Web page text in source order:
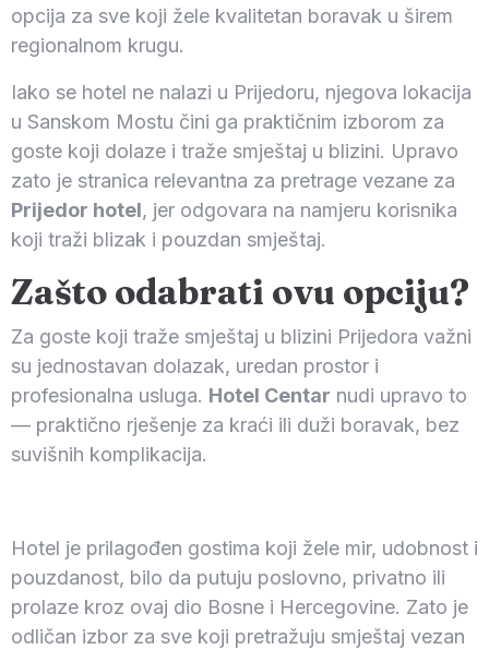
opcija za sve koji žele kvalitetan boravak u širem
regionalnom krugu.
Iako se hotel ne nalazi u Prijedoru, njegova lokacija
u Sanskom Mostu čini ga praktičnim izborom za
goste koji dolaze i traže smještaj u blizini. Upravo
zato je stranica relevantna za pretrage vezane za
Prijedor hotel, jer odgovara na namjeru korisnika
koji traži blizak i pouzdan smještaj.
Zašto odabrati ovu opciju?
Za goste koji traže smještaj u blizini Prijedora važni
su jednostavan dolazak, uredan prostor i
profesionalna usluga. Hotel Centar nudi upravo to
— praktično rješenje za kraći ili duži boravak, bez
suvišnih komplikacija.
Hotel je prilagođen gostima koji žele mir, udobnost i
pouzdanost, bilo da putuju poslovno, privatno ili
prolaze kroz ovaj dio Bosne i Hercegovine. Zato je
odličan izbor za sve koji pretražuju smještaj vezan